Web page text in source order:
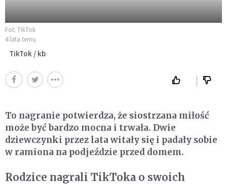
Fot. TikTok
4 lata temu
TikTok / kb
To nagranie potwierdza, że siostrzana miłość
może być bardzo mocna i trwała. Dwie
dziewczynki przez lata witały się i padały sobie
w ramiona na podjeździe przed domem.
Rodzice nagrali TikToka o swoich